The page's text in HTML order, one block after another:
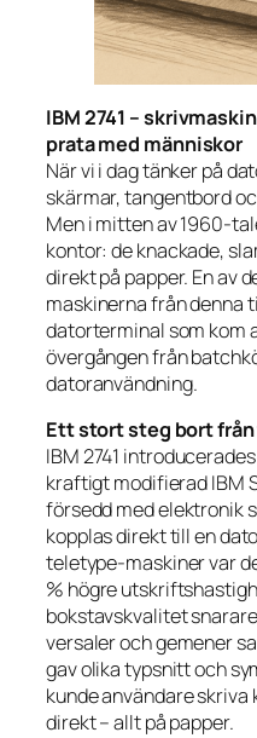
IBM 2741 –
prata med människor
När vi i dag tänker på
skärmar, tangentbord
Men i mitten av 1960-
kontor: de knackade,
direkt på papper. En av
maskinerna från denna
datorterminal som kom
övergången från
datoranvändning.
Ett stort steg bort
IBM 2741
kraftigt modifierad IBM
försedd med elektronik
kopplas direkt till en
teletype-maskiner var
% högre
bokstavskvalitet
versaler och gemener
gav olika typsnitt och
kunde användare
direkt – allt på papper.